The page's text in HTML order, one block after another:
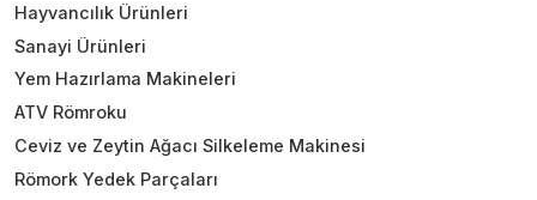
Hayvancılık Ürünleri
Sanayi Ürünleri
Yem Hazırlama Makineleri
ATV Römroku
Ceviz ve Zeytin Ağacı Silkeleme Makinesi
Römork Yedek Parçaları